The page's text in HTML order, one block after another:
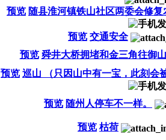
预览 随县淮河镇铁山社区两委会修
预览 交通安全
预览 舜井大桥拥堵和金三角往御
预览 巡山 （只因山中有一宝，此刻会
预览 随州人停车不一样。
预览 枯荷